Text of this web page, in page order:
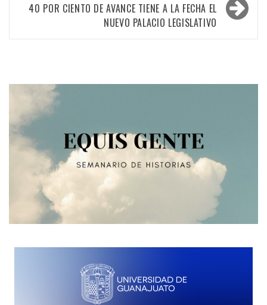
entradas
40 POR CIENTO DE AVANCE TIENE A LA FECHA EL
NUEVO PALACIO LEGISLATIVO